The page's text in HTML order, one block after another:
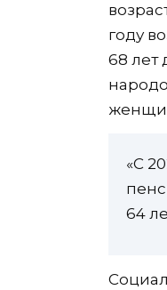
году
68 лет
«С
64